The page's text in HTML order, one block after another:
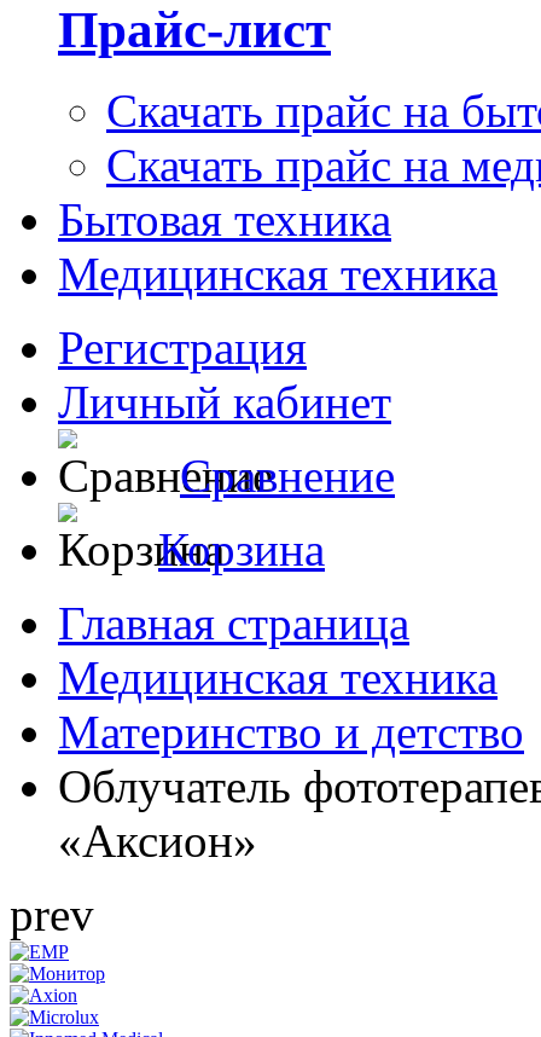
Прайс-лист
Скачать прайс на
Скачать прайс на
Бытовая техника
Медицинская техника
Регистрация
Личный кабинет
Сравнение
Корзина
Главная страница
Медицинская техника
Материнство и детство
Облучатель
«Аксион»
prev